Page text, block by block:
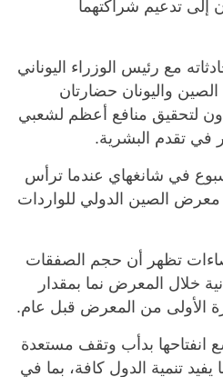
إلى تدعيم شراكتهما
مع رئيس الوزراء اليوناني
واليونان حضارتان
لتحقيق منافع أعظم لشعبي
في تقدم البشرية.
في شانغهاي عندما ترأس
معرض الصين الدولي للواردات
تظهر أن حجم الصفقات
خلال المعرض نما بمقدار
الأولى من المعرض قبل عام.
انفتاحها بدأب وتقف مستعدة
تنمية الدول كافة، بما في